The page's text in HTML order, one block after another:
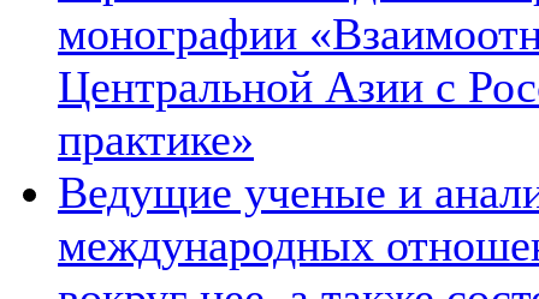
монографии
Центральной Азии с
практике»
Ведущие ученые и
международных